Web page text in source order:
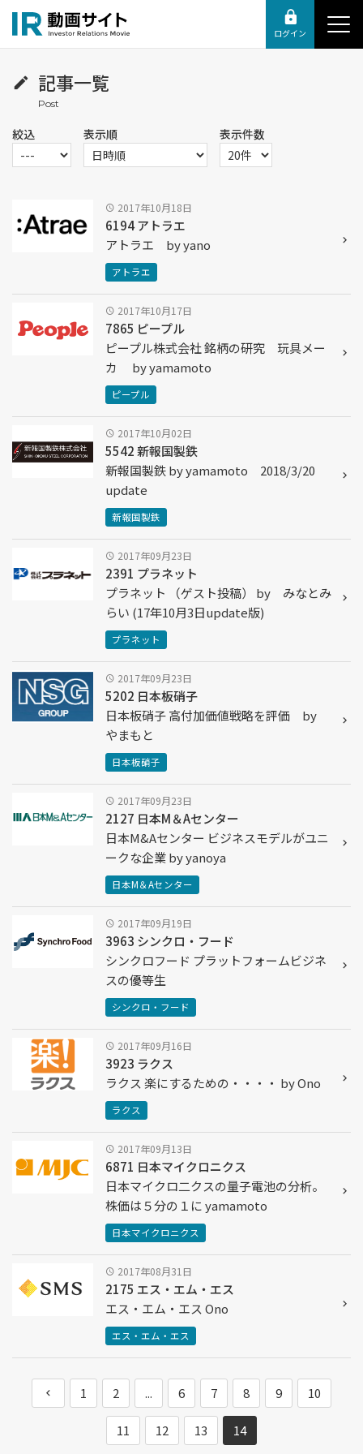
ログイン
記事一覧
絞込 表示順 表示件数
2017年10月18日
6194 アトラエ
アトラエ by yano
アトラエ
2017年10月17日
7865 ピープル
ピープル株式会社 銘柄の研究 玩具メー
カ by yamamoto
ピープル
2017年10月02日
5542 新報国製鉄
新報国製鉄 by yamamoto 2018/3/20
update
新報国製鉄
2017年09月23日
2391 プラネット
プラネット （ゲスト投稿） by みなとみ
らい (17年10月3日update版)
プラネット
2017年09月23日
5202 日本板硝子
日本板硝子 高付加価値戦略を評価 by
やまもと
日本板硝子
2017年09月23日
2127 日本M＆Aセンター
日本M&Aセンター ビジネスモデルがユニ
ークな企業 by yanoya
日本M＆Aセンター
2017年09月19日
3963 シンクロ・フード
シンクロフード プラットフォームビジネ
スの優等生
シンクロ・フード
2017年09月16日
3923 ラクス
ラクス 楽にするための・・・・ by Ono
ラクス
2017年09月13日
6871 日本マイクロニクス
日本マイクロ二クスの量子電池の分析。
株価は５分の１に yamamoto
日本マイクロニクス
2017年08月31日
2175 エス・エム・エス
エス・エム・エス Ono
エス・エム・エス
1 2 ... 6 7 8 9 10
11 12 13 14